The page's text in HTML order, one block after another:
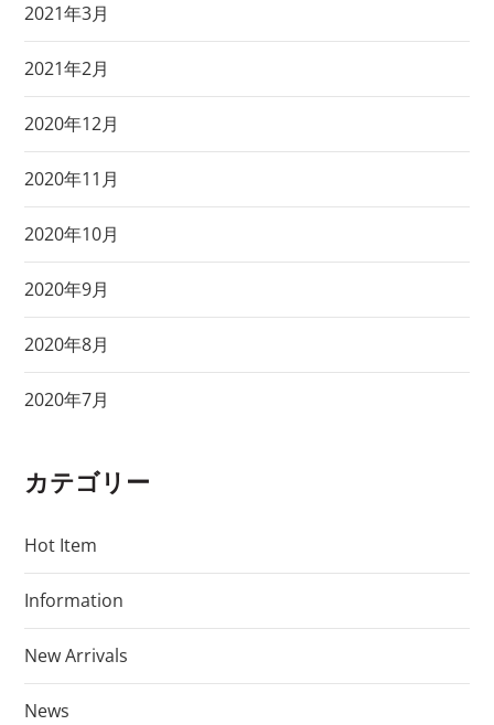
2021年3月
2021年2月
2020年12月
2020年11月
2020年10月
2020年9月
2020年8月
2020年7月
カテゴリー
Hot Item
Information
New Arrivals
News